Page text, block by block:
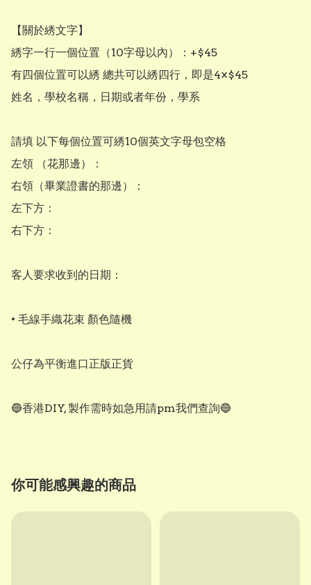
【關於綉文字】
綉字一行一個位置（10字母以內）：+$45
有四個位置可以綉 總共可以綉四行，即是4×$45
姓名，學校名稱，日期或者年份，學系
請填 以下每個位置可綉10個英文字母包空格
左領 （花那邊）：
右領（畢業證書的那邊）：
左下方：
右下方：
客人要求收到的日期：
• 毛線手織花束 顏色隨機
公仔為平衡進口正版正貨
你可能感興趣的商品